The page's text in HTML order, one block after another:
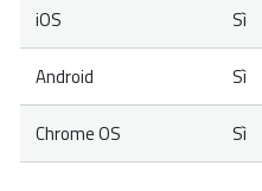
iOS Sì
Android Sì
Chrome OS Sì